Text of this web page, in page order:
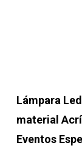
Lámpara
material
Eventos